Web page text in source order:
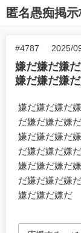
匿名愚痴掲
#4787 2025/
嫌だ嫌だ嫌
嫌だ嫌だ嫌
嫌だ嫌だ嫌だ
だ嫌だ嫌だ嫌
嫌だ嫌だ嫌だ
だ嫌だ嫌だ嫌
嫌だ嫌だ嫌だ
だ嫌だ嫌だ嫌
嫌だ嫌だ嫌だ